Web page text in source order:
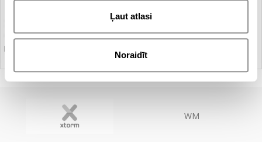
Ļaut atlasi
Noraidīt
Pildspalva FESTINA
WM